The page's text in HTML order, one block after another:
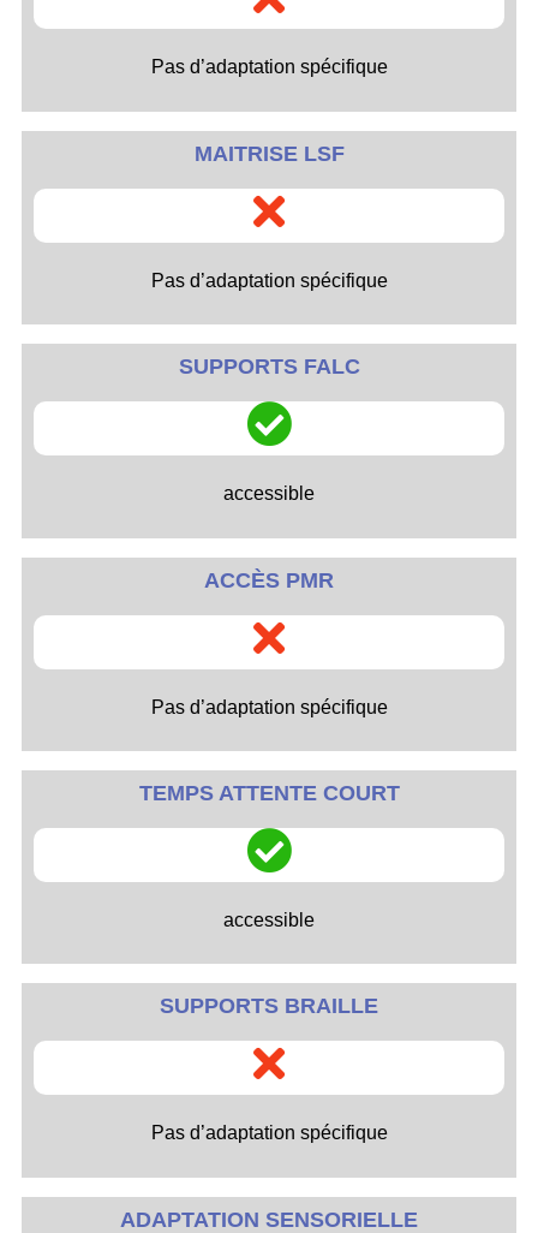
Pas d’adaptation spécifique
MAITRISE LSF
Pas d’adaptation spécifique
SUPPORTS FALC
accessible
ACCÈS PMR
Pas d’adaptation spécifique
TEMPS ATTENTE COURT
accessible
SUPPORTS BRAILLE
Pas d’adaptation spécifique
ADAPTATION SENSORIELLE